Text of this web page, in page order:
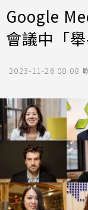
Google
會議中「
2023-11-26 08:08